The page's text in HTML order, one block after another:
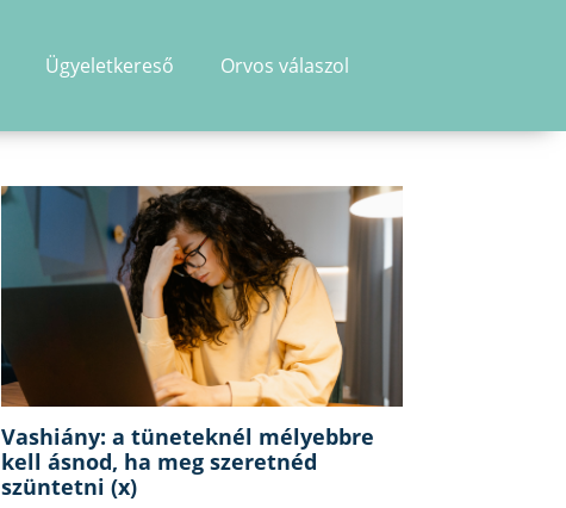
Ügyeletkereső Orvos válaszol
Vashiány: a tüneteknél mélyebbre
kell ásnod, ha meg szeretnéd
szüntetni (x)